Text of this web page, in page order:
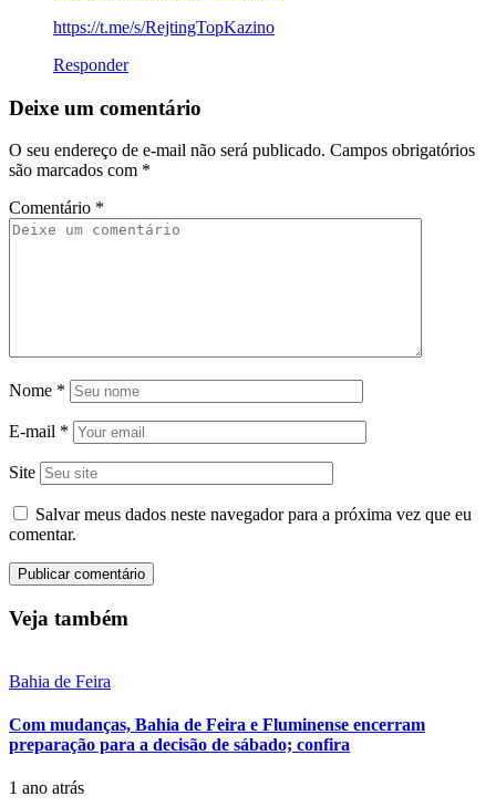
https://t.me/s/RejtingTopKazino
Responder
Deixe um comentário
O seu endereço de e-mail não será publicado. Campos obrigatórios
são marcados com *
Comentário *
Nome *
E-mail *
Site
Salvar meus dados neste navegador para a próxima vez que eu
comentar.
Veja também
Bahia de Feira
Com mudanças, Bahia de Feira e Fluminense encerram
preparação para a decisão de sábado; confira
1 ano atrás